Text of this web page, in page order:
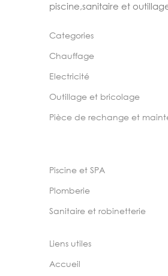
piscine,sanitaire et
Categories
Chauffage
Electricité
Outillage et bricolage
Pièce de rechange et
Piscine et SPA
Plomberie
Sanitaire et robinetterie
Liens utiles
Accueil